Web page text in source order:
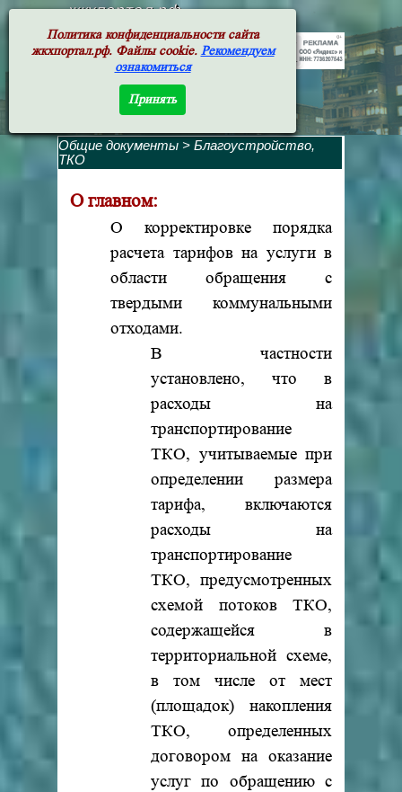
жкхпортал.рф
Общие документы > Благоустройство,
ТКО
О главном:
О корректировке порядка
расчета тарифов на услуги в
области обращения с
твердыми коммунальными
отходами.
В частности
установлено, что в
расходы на
транспортирование
ТКО, учитываемые при
определении размера
тарифа, включаются
расходы на
транспортирование
ТКО, предусмотренных
схемой потоков ТКО,
содержащейся в
территориальной схеме,
в том числе от мест
(площадок) накопления
ТКО, определенных
договором на оказание
услуг по обращению с
Политика конфиденциальности сайта
жкхпортал.рф. Файлы cookie. Рекомендуем
ознакомиться
Принять